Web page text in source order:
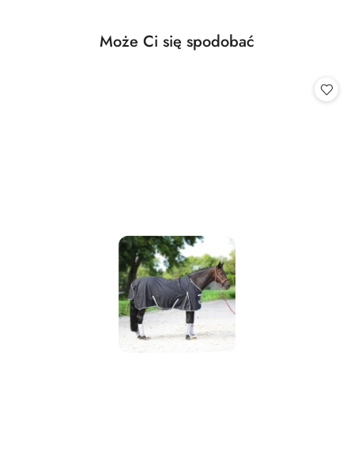
Pomiń karuzelę produktów
Produkty
Może Ci się spodobać